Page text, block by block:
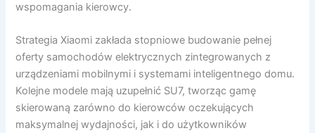
wspomagania kierowcy.
Strategia Xiaomi zakłada stopniowe budowanie pełnej
oferty samochodów elektrycznych zintegrowanych z
urządzeniami mobilnymi i systemami inteligentnego domu.
Kolejne modele mają uzupełnić SU7, tworząc gamę
skierowaną zarówno do kierowców oczekujących
maksymalnej wydajności, jak i do użytkowników